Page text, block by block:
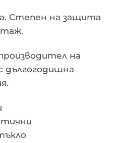
Степен на защита
на